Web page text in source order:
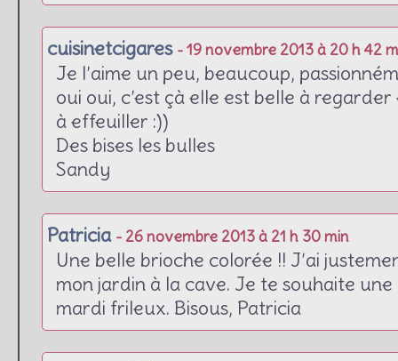
cuisinetcigares - 19 novembre 2013 à 20 h 42
Je l’aime un peu, beaucoup,
oui oui, c’est çà elle est belle à
à effeuiller :))
Des bises les bulles
Sandy
Patricia - 26 novembre 2013 à 21 h 30 min
Une belle brioche colorée !! J’ai
mon jardin à la cave. Je te souhaite
mardi frileux. Bisous, Patricia